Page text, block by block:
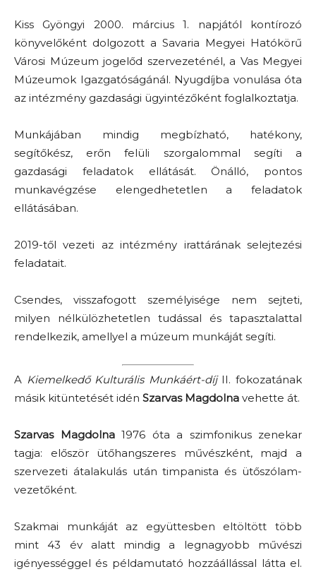
Kiss Gyöngyi 2000. március 1. napjától kontírozó
könyvelőként dolgozott a Savaria Megyei Hatókörű
Városi Múzeum jogelőd szervezeténél, a Vas Megyei
Múzeumok Igazgatóságánál. Nyugdíjba vonulása óta
az intézmény gazdasági ügyintézőként foglalkoztatja.
Munkájában mindig megbízható, hatékony,
segítőkész, erőn felüli szorgalommal segíti a
gazdasági feladatok ellátását. Önálló, pontos
munkavégzése elengedhetetlen a feladatok
ellátásában.
2019-től vezeti az intézmény irattárának selejtezési
feladatait.
Csendes, visszafogott személyisége nem sejteti,
milyen nélkülözhetetlen tudással és tapasztalattal
rendelkezik, amellyel a múzeum munkáját segíti.
A Kiemelkedő Kulturális Munkáért-díjII. fokozatának
másik kitüntetését idén Szarvas Magdolna vehette át.
Szarvas Magdolna1976 óta a szimfonikus zenekar
tagja: először ütőhangszeres művészként, majd a
szervezeti átalakulás után timpanista és ütőszólam-
vezetőként.
Szakmai munkáját az együttesben eltöltött több
mint 43 év alatt mindig a legnagyobb művészi
igényességgel és példamutató hozzáállással látta el.